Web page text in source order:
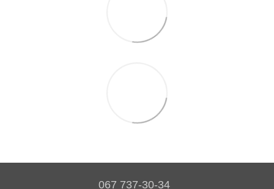
067 737-30-34